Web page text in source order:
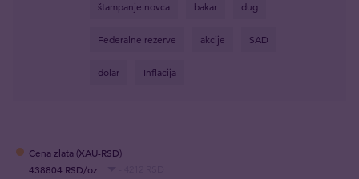
štampanje novca bakar dug
Federalne rezerve akcije SAD
dolar Inflacija
Cena zlata (XAU-RSD)
438804 RSD/oz